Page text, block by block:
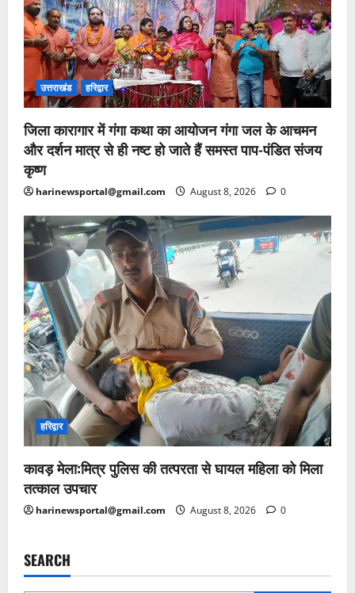
उत्तराखंड हरिद्वार
जिला कारागार में गंगा कथा का आयोजन गंगा जल के आचमन
और दर्शन मात्र से ही नष्ट हो जाते हैं समस्त पाप-पंडित संजय
कृष्ण
harinewsportal@gmail.com August 8, 2026 0
हरिद्वार
कावड़ मेला:मित्र पुलिस की तत्परता से घायल महिला को मिला
तत्काल उपचार
harinewsportal@gmail.com August 8, 2026 0
SEARCH